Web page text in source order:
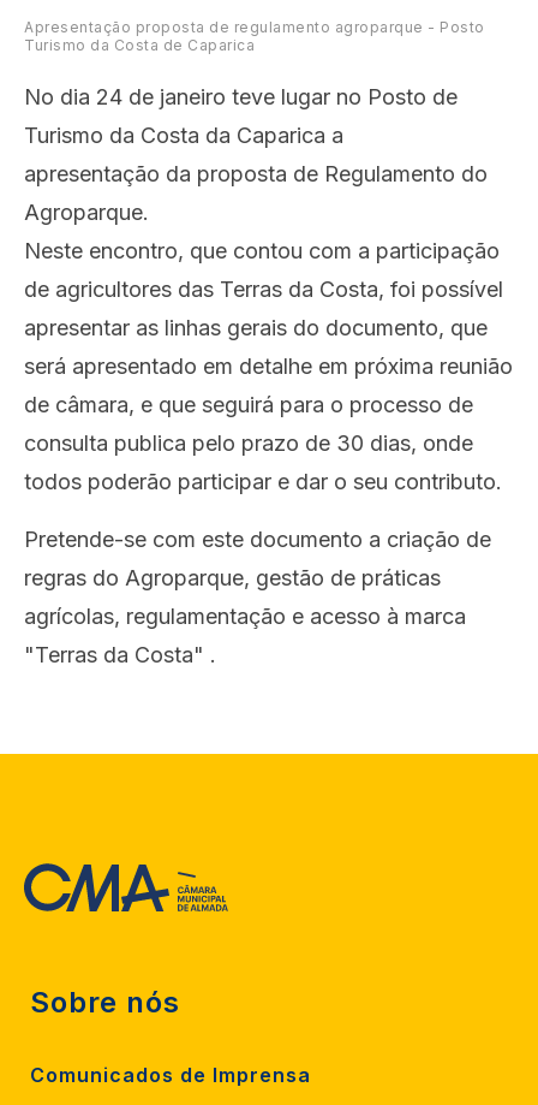
Apresentação proposta de regulamento agroparque - Posto
Turismo da Costa de Caparica
No dia 24 de janeiro teve lugar no Posto de
Turismo da Costa da Caparica a
apresentação da proposta de Regulamento do
Agroparque.
Neste encontro, que contou com a participação
de agricultores das Terras da Costa, foi possível
apresentar as linhas gerais do documento, que
será apresentado em detalhe em próxima reunião
de câmara, e que seguirá para o processo de
consulta publica pelo prazo de 30 dias, onde
todos poderão participar e dar o seu contributo.
Pretende-se com este documento a criação de
regras do Agroparque, gestão de práticas
agrícolas, regulamentação e acesso à marca
"Terras da Costa" .
Sobre nós
Comunicados de Imprensa